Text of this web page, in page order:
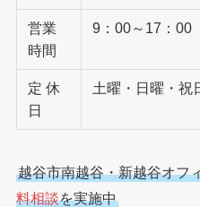
営業
時間
9：00～17：00
定 休
日
土曜・日曜・祝
越谷市南越谷・新越谷オフ
料相談を実施中